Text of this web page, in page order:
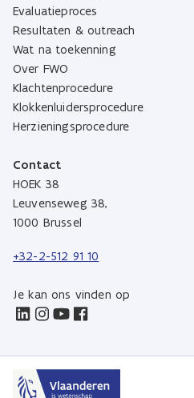
Evaluatieproces
Resultaten & outreach
Wat na toekenning
Over FWO
Klachtenprocedure
Klokkenluidersprocedure
Herzieningsprocedure
Contact
HOEK 38
Leuvenseweg 38,
1000 Brussel
+32-2-512 91 10
Je kan ons vinden op